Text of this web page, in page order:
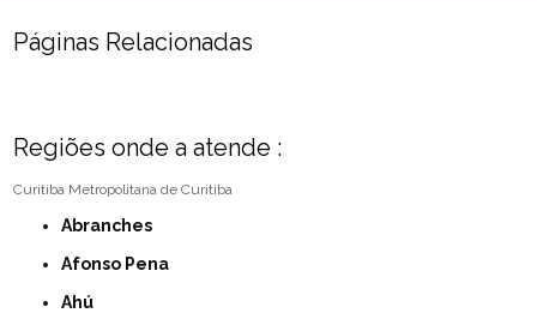
Páginas Relacionadas
Regiões onde a atende :
Curitiba Metropolitana de Curitiba
Abranches
Afonso Pena
Ahú